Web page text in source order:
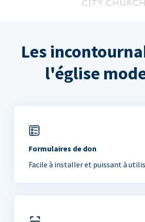
Les
l'église
Formulaires de don
Facile à installer et puissant à